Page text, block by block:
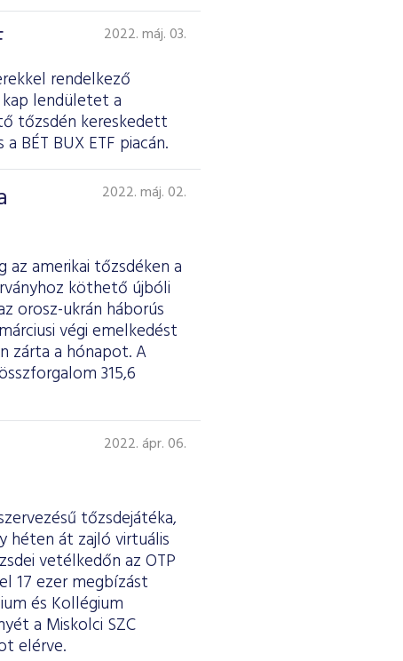
2022. máj. 03.
rendelkező
lendületet a
tőzsdén kereskedett
BÉT BUX ETF piacán.
2022. máj. 02.
amerikai tőzsdéken a
köthető újbóli
orosz-ukrán háborús
végi emelkedést
zárta a hónapot. A
315,6
2022. ápr. 06.
tőzsdejátéka,
héten át zajló virtuális
vetélkedőn az OTP
17 ezer megbízást
és Kollégium
a Miskolci SZC
elérve.